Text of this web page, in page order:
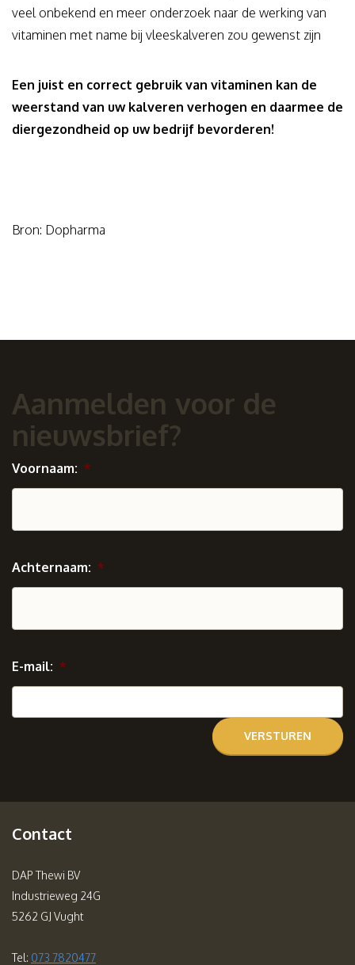
veel onbekend en meer onderzoek naar de werking van
vitaminen met name bij vleeskalveren zou gewenst zijn
Een juist en correct gebruik van vitaminen kan de
weerstand van uw kalveren verhogen en daarmee de
diergezondheid op uw bedrijf bevorderen!
Bron: Dopharma
Aanmelden voor de
nieuwsbrief?
Voornaam: *
Achternaam: *
E-mail: *
Contact
DAP Thewi BV
Industrieweg 24G
5262 GJ Vught
Tel: 073 7820477